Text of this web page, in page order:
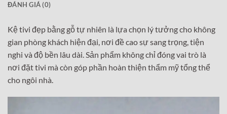
ĐÁNH GIÁ (0)
Kệ tivi đẹp bằng gỗ tự nhiên là lựa chọn lý tưởng cho không
gian phòng khách hiện đại, nơi đề cao sự sang trọng, tiện
nghi và độ bền lâu dài. Sản phẩm không chỉ đóng vai trò là
nơi đặt tivi mà còn góp phần hoàn thiện thẩm mỹ tổng thể
cho ngôi nhà.